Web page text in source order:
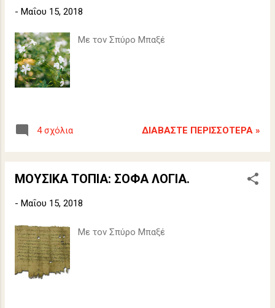
- Μαΐου 15, 2018
Με τον Σπύρο Μπαξέ
4 σχόλια ΔΙΑΒΆΣΤΕ ΠΕΡΙΣΣΌΤΕΡΑ »
ΜΟΥΣΙΚΑ ΤΟΠΙΑ: ΣΟΦΑ ΛΟΓΙΑ.
- Μαΐου 15, 2018
Με τον Σπύρο Μπαξέ